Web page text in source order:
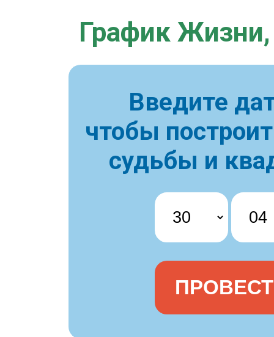
График Жизни,
Введите
чтобы
судьбы и